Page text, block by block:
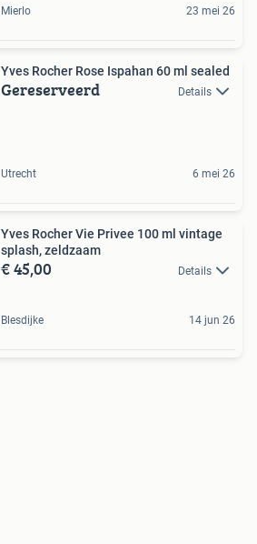
Mierlo 23 mei 26
Yves Rocher Rose Ispahan 60 ml sealed
Gereserveerd Details
Utrecht 6 mei 26
Yves Rocher Vie Privee 100 ml vintage
splash, zeldzaam
€ 45,00 Details
Blesdijke 14 jun 26